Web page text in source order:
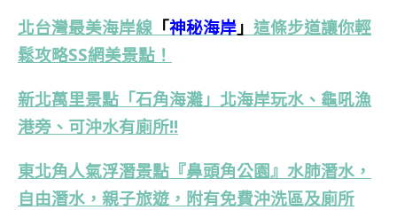
北台灣最美海岸線 「神秘海岸 」 這條步道讓你輕
鬆攻略SS網美景點！
新北萬里景點「石角海灘」北海岸玩水、龜吼漁
港旁、可沖水有廁所!!
東北角人氣浮潛景點『鼻頭角公園』水肺潛水，
自由潛水，親子旅遊，附有免費沖洗區及廁所